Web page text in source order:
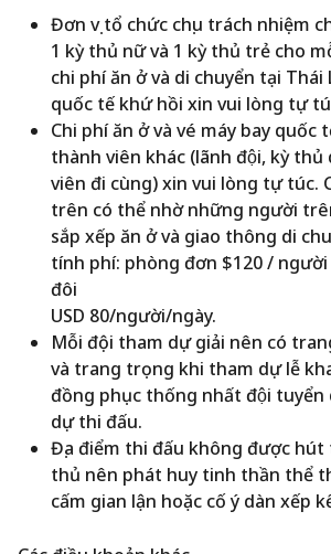
Đơn vị tổ chức chịu trách nhiệm
1 kỳ thủ nữ và 1 kỳ thủ trẻ cho
chi phí ăn ở và di chuyển tại Thái
quốc tế khứ hồi xin vui lòng tự
Chi phí ăn ở và vé máy bay quốc
thành viên khác (lãnh đội, kỳ thủ
viên đi cùng) xin vui lòng tự túc.
trên có thể nhờ những người
sắp xếp ăn ở và giao thông di
tính phí: phòng đơn $120 /
đôi
USD 80/người/ngày.
Mỗi đội tham dự giải nên có
và trang trọng khi tham dự lễ
đồng phục thống nhất đội tuyển
dự thi đấu.
Địa điểm thi đấu không được hút
thủ nên phát huy tinh thần thể
cấm gian lận hoặc cố ý dàn xếp